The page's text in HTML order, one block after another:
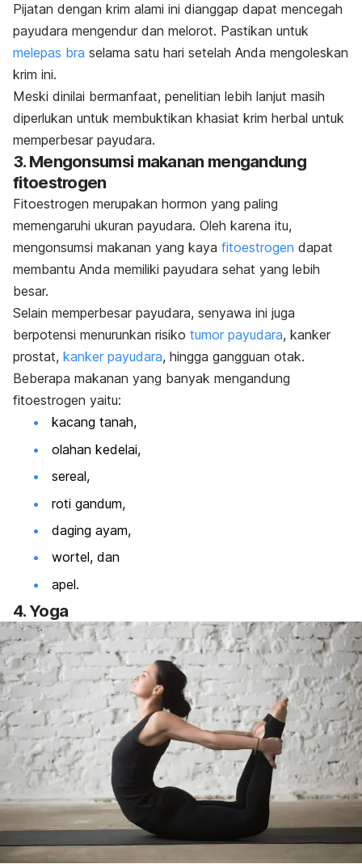
Pijatan dengan krim alami ini dianggap dapat mencegah
payudara mengendur dan melorot. Pastikan untuk
melepas bra selama satu hari setelah Anda mengoleskan
krim ini.
Meski dinilai bermanfaat, penelitian lebih lanjut masih
diperlukan untuk membuktikan khasiat krim herbal untuk
memperbesar payudara.
3. Mengonsumsi makanan mengandung
fitoestrogen
Fitoestrogen merupakan hormon yang paling
memengaruhi ukuran payudara. Oleh karena itu,
mengonsumsi makanan yang kaya fitoestrogen dapat
membantu Anda memiliki payudara sehat yang lebih
besar.
Selain memperbesar payudara, senyawa ini juga
berpotensi menurunkan risiko tumor payudara, kanker
prostat, kanker payudara, hingga gangguan otak.
Beberapa makanan yang banyak mengandung
fitoestrogen yaitu:
kacang tanah,
olahan kedelai,
sereal,
roti gandum,
daging ayam,
wortel, dan
apel.
4. Yoga